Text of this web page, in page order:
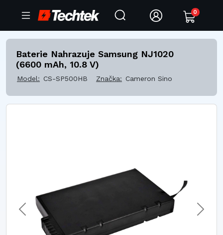
0
Baterie Nahrazuje Samsung NJ1020
(6600 mAh, 10.8 V)
Model: CS-SP500HB Značka: Cameron Sino